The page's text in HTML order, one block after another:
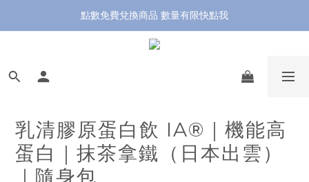
晶準蛋白飲 新品上市會員優惠點開驚喜
點數免費兌換商品 數量有限快點我
新朋友首購現折150元，熱銷萬包經典款優惠
乳清膠原蛋白飲 IA®｜機能高
蛋白｜抹茶拿鐵（日本出雲）
｜隨身包